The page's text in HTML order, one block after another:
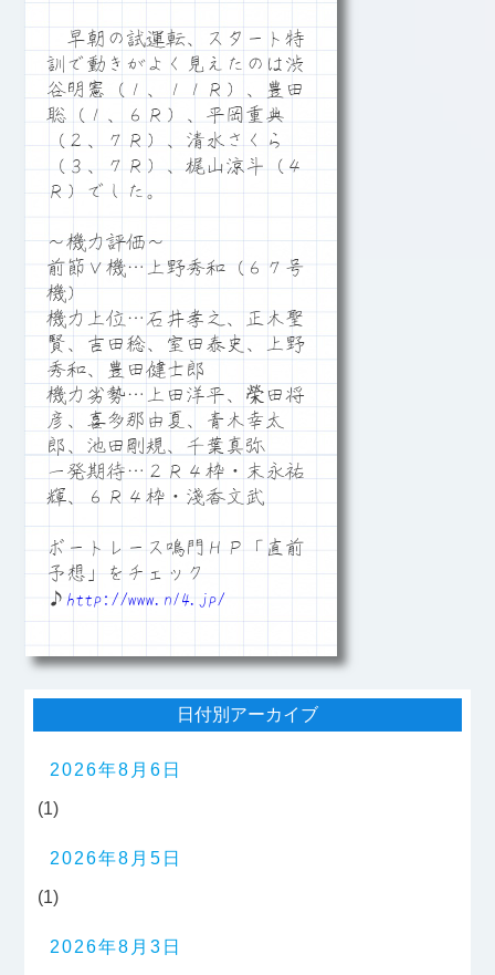
早朝の試運転、スタート特
訓で動きがよく見えたのは渋
谷明憲（１、１１Ｒ）、豊田
聡（１、６Ｒ）、平岡重典
（２、７Ｒ）、清水さくら
（３、７Ｒ）、梶山涼斗（４
Ｒ）でした。
～機力評価～
前節Ｖ機…上野秀和（６７号
機）
機力上位…石井孝之、正木聖
賢、吉田稔、室田泰史、上野
秀和、豊田健士郎
機力劣勢…上田洋平、榮田将
彦、喜多那由夏、青木幸太
郎、池田剛規、千葉真弥
一発期待…２Ｒ４枠・末永祐
輝、６Ｒ４枠・淺香文武
ボートレース鳴門ＨＰ「直前
予想」をチェック
♪ http://www.n14.jp/
日付別アーカイブ
2026年8月6日
(1)
2026年8月5日
(1)
2026年8月3日